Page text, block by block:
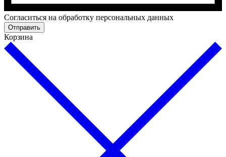
Cогласиться на обработку персональных данных
Отправить
Корзина